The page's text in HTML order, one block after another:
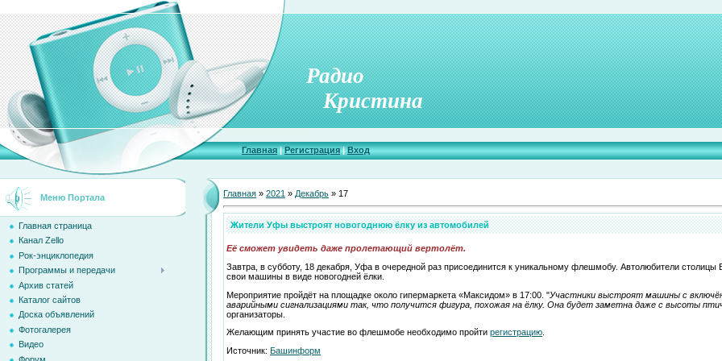
Радио
Кристина
Главная|Регистрация|Вход
Меню Портала
Главная страница
Канал Zello
Рок-энциклопедия
Программы и передачи
Архив статей
Каталог сайтов
Доска объявлений
Фотогалерея
Видео
Форум
Главная » 2021 » Декабрь » 17
Жители Уфы выстроят новогоднюю ёлку из автомобилей
Её сможет увидеть даже пролетающий вертолёт.
Завтра, в субботу, 18 декабря, Уфа в очередной раз присоединится к уникальному флешмобу. Автолюбители столицы
свои машины в виде новогодней ёлки.
Мероприятие пройдёт на площадке около гипермаркета «Максидом» в 17:00. "Участники выстроят машины с
аварийными сигнализациями так, что получится фигура, похожая на ёлку. Она будет заметна даже с высоты
организаторы.
Желающим принять участие во флешмобе необходимо пройти регистрацию
Источник: Башинформ